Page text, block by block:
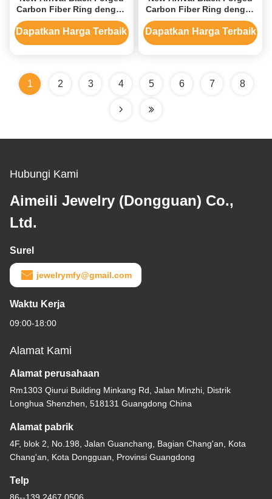
Carbon Fiber Ring dengan
Gold Foil Plated Rose Gold
Ring
Dapatkan Harga Terbaik
Carbon Fiber Ring dengan
Gold Mixed dan Red Plated
Rose Gold Ring
Dapatkan Harga Terbaik
1 2 3 4 5 6 7 8
Hubungi Kami
Aimeili Jewelry (Dongguan) Co.,
Ltd.
Surel
jewelrymfy@gmail.com
Waktu Kerja
09:00-18:00
Alamat Kami
Alamat perusahaan
Rm1303 Qiurui Building Minkang Rd, Jalan Minzhi, Distrik
Longhua Shenzhen, 518131 Guangdong China
Alamat pabrik
4F, blok 2, No.198, Jalan Guanchang, Bagian Chang'an, Kota
Chang'an, Kota Dongguan, Provinsi Guangdong
Telp